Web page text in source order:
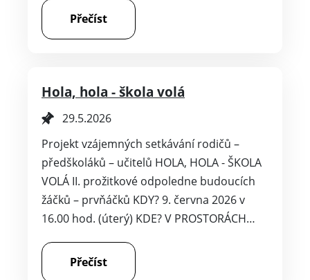
Přečíst
Hola, hola - škola volá
29.5.2026
Projekt vzájemných setkávání rodičů –
předškoláků – učitelů HOLA, HOLA - ŠKOLA
VOLÁ II. prožitkové odpoledne budoucích
žáčků – prvňáčků KDY? 9. června 2026 v
16.00 hod. (úterý) KDE? V PROSTORÁCH…
Přečíst